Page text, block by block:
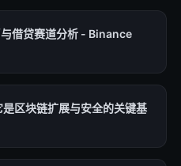
借贷赛道分析 - Binance
区块链扩展与安全的关键基